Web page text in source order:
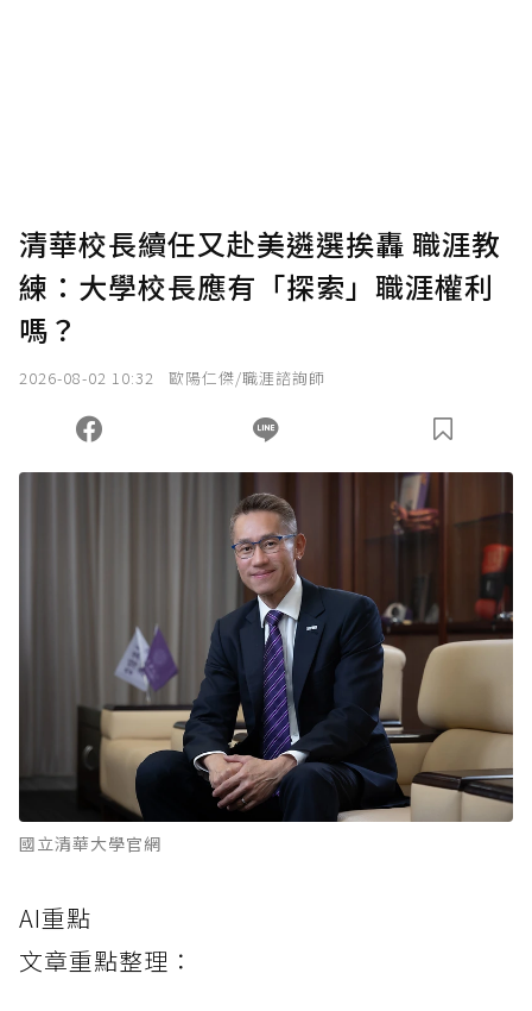
確認送出
您當前剩餘 U 利點數：0點；前往 購買點數
清華校長續任又赴美遴選挨轟 職涯教
練：大學校長應有「探索」職涯權利
嗎？
2026-08-02 10:32 歐陽仁傑/職涯諮詢師
國立清華大學官網
AI重點
文章重點整理：